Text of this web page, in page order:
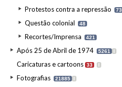
Protestos contra a repressão 73
Questão colonial 48
Recortes/Imprensa 421
Após 25 de Abril de 1974 5261 I
Caricaturas e cartoons 33 I
Fotografias 21885 I